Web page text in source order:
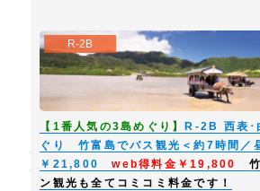
金を変更する場合があります。
６．お客様による旅行契約の解除
お客様の都合で旅行契約を解除される場合は、下
払頂きます。
ご入金後、お客様のご都合によりキャンセルされ
振込手数料はお客様にご負担いただきますのでご
様のご都合による出発日およびコースの変更、行
も、全体に対するお取消とみなし、取消料の対
R-2B
【1番人気の3島めぐり】
R-2B 西表･
ぐり 竹富島でバス観光＜約7時間／
￥21,800web得料金￥19,800
ン観光も全てコミコミ料金です！